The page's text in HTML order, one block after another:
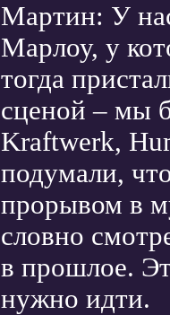
Мартин: У
Марлоу, у
тогда
сценой – мы
Kraftwerk,
подумали,
прорывом в
словно
в прошлое.
нужно идти.